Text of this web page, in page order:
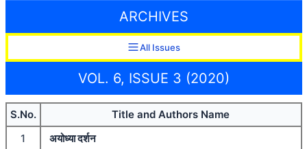
ARCHIVES
All Issues
VOL. 6, ISSUE 3 (2020)
S.No.
Title and Authors Name
1
अयोध्या दर्शन